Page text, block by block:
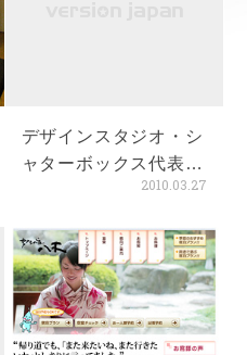
デザインスタジオ・シ
ャターボックス代表
佐々木 宏 様、ご結婚
2010.03.27